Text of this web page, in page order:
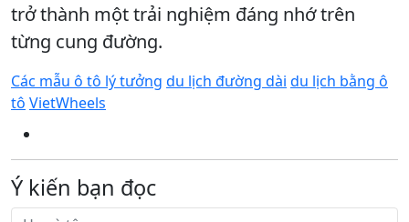
trở thành một trải nghiệm đáng nhớ trên
từng cung đường.
Các mẫu ô tô lý tưởng du lịch đường dài du lịch bằng ô
tô VietWheels
Ý kiến bạn đọc